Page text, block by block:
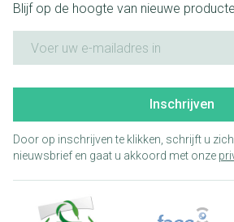
Blijf op de hoogte van nieuwe
Inschrijven
Door op inschrijven te klikken, schrijft u
nieuwsbrief en gaat u akkoord met onze